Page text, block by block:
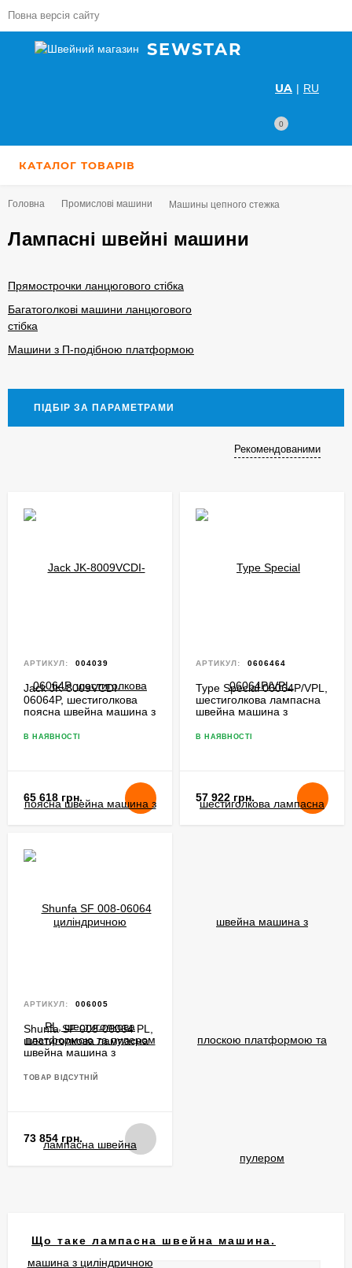
Повна версія сайту
UA | RU
0
SEWSTAR
КАТАЛОГ ТОВАРІВ
Головна Промислові машини Машины цепного стежка
Лампасні швейні машини
Прямострочки ланцюгового стібка
Багатоголкові машини ланцюгового
стібка
Машини з П-подібною платформою
ПІДБІР ЗА ПАРАМЕТРАМИ
Рекомендованими
АРТИКУЛ: 004039
Jack JK-8009VCDI-
06064P, шестиголкова
поясна швейна машина з
платформою та пулером
В НАЯВНОСТІ
65 618 грн.
АРТИКУЛ: 0606464
Type Special 06064P/VPL,
шестиголкова лампасна
швейна машина з
пулером
В НАЯВНОСТІ
57 922 грн.
АРТИКУЛ: 006005
Shunfa SF 008-06064 РL,
шестиголкова лампасна
швейна машина з
платформою та пулером
ТОВАР ВІДСУТНІЙ
73 854 грн.
Що таке лампасна швейна машина.